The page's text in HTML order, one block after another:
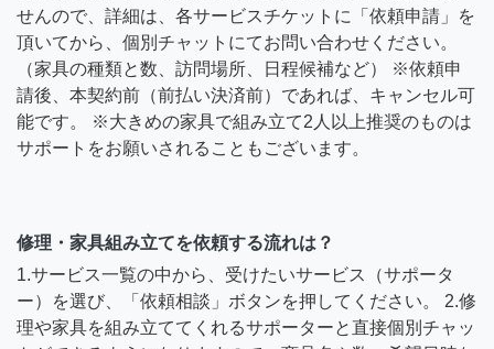
せんので、詳細は、各サービスチケットに「依頼申請」を
頂いてから、個別チャットにてお問い合わせください。
（家具の種類と数、訪問場所、日程候補など） ※依頼申
請後、本契約前（前払い決済前）であれば、キャンセル可
能です。 ※大きめの家具で組み立て2人以上推奨のものは
サポートをお願いされることもございます。
修理・家具組み立てを依頼する流れは？
1.サービス一覧の中から、受けたいサービス（サポータ
ー）を選び、「依頼相談」ボタンを押してください。 2.修
理や家具を組み立ててくれるサポーターと直接個別チャッ